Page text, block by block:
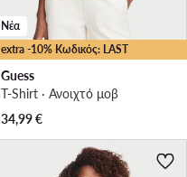
extra -10% Κωδικός: LAST
Νέα
Guess
T-Shirt · Ανοιχτό μοβ
34,99€